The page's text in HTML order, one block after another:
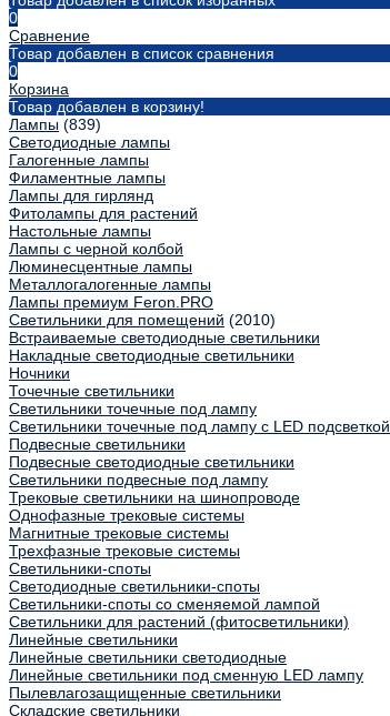
0
Сравнение
Товар добавлен в список сравнения
0
Корзина
Товар добавлен в корзину!
Лампы (839)
Светодиодные лампы
Галогенные лампы
Филаментные лампы
Лампы для гирлянд
Фитолампы для растений
Настольные лампы
Лампы с черной колбой
Люминесцентные лампы
Металлогалогенные лампы
Лампы премиум Feron.PRO
Светильники для помещений (2010)
Встраиваемые светодиодные светильники
Накладные светодиодные светильники
Ночники
Точечные светильники
Светильники точечные под лампу
Светильники точечные под лампу с LED подсветкой
Подвесные светильники
Подвесные светодиодные светильники
Светильники подвесные под лампу
Трековые светильники на шинопроводе
Однофазные трековые системы
Магнитные трековые системы
Трехфазные трековые системы
Светильники-споты
Светодиодные светильники-споты
Светильники-споты со сменяемой лампой
Светильники для растений (фитосветильники)
Линейные светильники
Линейные светильники светодиодные
Линейные светильники под сменную LED лампу
Пылевлагозащищенные светильники
Складские светильники